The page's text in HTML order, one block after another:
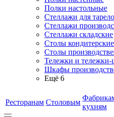
Полки настольные
Стеллажи для
Стеллажи
Стеллажи складские
Столы кондитерские
Столы
Тележки и
Шкафы
Ещё 6
Ресторанам Столовым
кухням